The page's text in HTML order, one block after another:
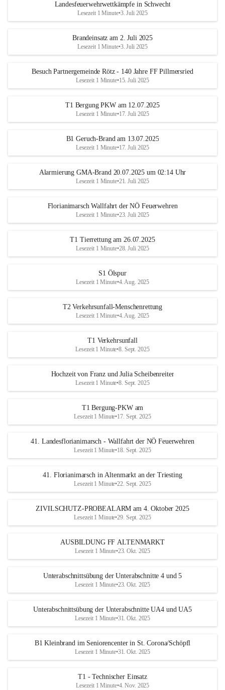
Landesfeuerwehrwettkämpfe in Schwecht
Lesezeit 1 Minute•3. Juli 2025
Brandeinsatz am 2. Juli 2025
Lesezeit 1 Minute•3. Juli 2025
Besuch Partnergemeinde Rötz - 140 Jahre FF Pillmersried
Lesezeit 1 Minute•15. Juli 2025
T1 Bergung PKW am 12.07.2025
Lesezeit 1 Minute•17. Juli 2025
B1 Geruch-Brand am 13.07.2025
Lesezeit 1 Minute•17. Juli 2025
Alarmierung GMA-Brand 20.07.2025 um 02:14 Uhr
Lesezeit 1 Minute•21. Juli 2025
Florianimarsch Wallfahrt der NÖ Feuerwehren
Lesezeit 1 Minute•23. Juli 2025
T1 Tierrettung am 26.07.2025
Lesezeit 1 Minute•28. Juli 2025
S1 Ölspur
Lesezeit 1 Minute•4. Aug. 2025
T2 Verkehrsunfall-Menschenrettung
Lesezeit 1 Minute•4. Aug. 2025
T1 Verkehrsunfall
Lesezeit 1 Minute•8. Sept. 2025
Hochzeit von Franz und Julia Scheibenreiter
Lesezeit 1 Minute•8. Sept. 2025
T1 Bergung-PKW am
Lesezeit 1 Minute•17. Sept. 2025
41. Landesflorianimarsch - Wallfahrt der NÖ Feuerwehren
Lesezeit 1 Minute•18. Sept. 2025
41. Florianimarsch in Altenmarkt an der Triesting
Lesezeit 1 Minute•22. Sept. 2025
ZIVILSCHUTZ-PROBEALARM am 4. Oktober 2025
Lesezeit 1 Minute•29. Sept. 2025
AUSBILDUNG FF ALTENMARKT
Lesezeit 1 Minute•23. Okt. 2025
Unterabschnittsübung der Unterabschnitte 4 und 5
Lesezeit 1 Minute•23. Okt. 2025
Unterabschnittsübung der Unterabschnitte UA4 und UA5
Lesezeit 1 Minute•31. Okt. 2025
B1 Kleinbrand im Seniorencenter in St. Corona/Schöpfl
Lesezeit 1 Minute•31. Okt. 2025
T1 - Technischer Einsatz
Lesezeit 1 Minute•4. Nov. 2025